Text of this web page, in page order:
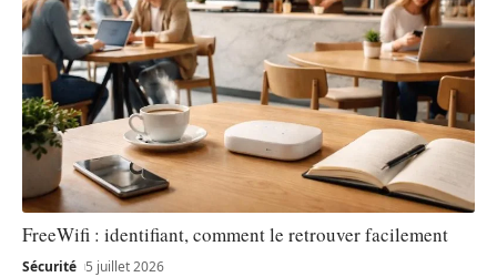
FreeWifi : identifiant, comment le retrouver facilement
Sécurité 5 juillet 2026